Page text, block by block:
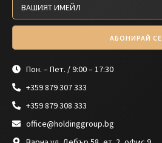
АБОНИРАЙ СЕ
Пон. – Пет. / 9:00 – 17:30
+359 879 307 333
+359 879 308 333
office@holdinggroup.bg